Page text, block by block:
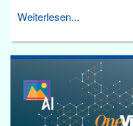
Weiterlesen...